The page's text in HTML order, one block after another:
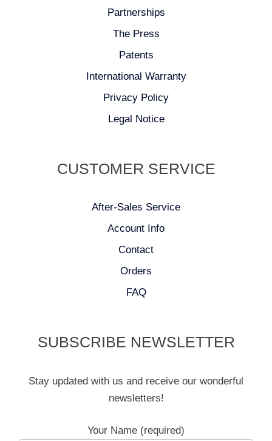
Partnerships
The Press
Patents
International Warranty
Privacy Policy
Legal Notice
CUSTOMER SERVICE
After-Sales Service
Account Info
Contact
Orders
FAQ
SUBSCRIBE NEWSLETTER
Stay updated with us and receive our wonderful
newsletters!
Your Name (required)